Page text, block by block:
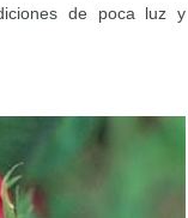
de poca luz y